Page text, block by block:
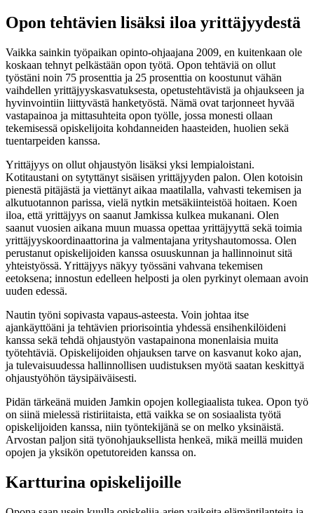
Opon tehtävien lisäksi iloa yrittäjyydestä
Vaikka sainkin työpaikan opinto-ohjaajana 2009, en kuitenkaan ole
koskaan tehnyt pelkästään opon työtä. Opon tehtäviä on ollut
työstäni noin 75 prosenttia ja 25 prosenttia on koostunut vähän
vaihdellen yrittäjyyskasvatuksesta, opetustehtävistä ja ohjaukseen ja
hyvinvointiin liittyvästä hanketyöstä. Nämä ovat tarjonneet hyvää
vastapainoa ja mittasuhteita opon työlle, jossa monesti ollaan
tekemisessä opiskelijoita kohdanneiden haasteiden, huolien sekä
tuentarpeiden kanssa.
Yrittäjyys on ollut ohjaustyön lisäksi yksi lempialoistani.
Kotitaustani on sytyttänyt sisäisen yrittäjyyden palon. Olen kotoisin
pienestä pitäjästä ja viettänyt aikaa maatilalla, vahvasti tekemisen ja
alkutuotannon parissa, vielä nytkin metsäkiinteistöä hoitaen. Koen
iloa, että yrittäjyys on saanut Jamkissa kulkea mukanani. Olen
saanut vuosien aikana muun muassa opettaa yrittäjyyttä sekä toimia
yrittäjyyskoordinaattorina ja valmentajana yrityshautomossa. Olen
perustanut opiskelijoiden kanssa osuuskunnan ja hallinnoinut sitä
yhteistyössä. Yrittäjyys näkyy työssäni vahvana tekemisen
eetoksena; innostun edelleen helposti ja olen pyrkinyt olemaan avoin
uuden edessä.
Nautin työni sopivasta vapaus-asteesta. Voin johtaa itse
ajankäyttöäni ja tehtävien priorisointia yhdessä ensihenkilöideni
kanssa sekä tehdä ohjaustyön vastapainona monenlaisia muita
työtehtäviä. Opiskelijoiden ohjauksen tarve on kasvanut koko ajan,
ja tulevaisuudessa hallinnollisen uudistuksen myötä saatan keskittyä
ohjaustyöhön täysipäiväisesti.
Pidän tärkeänä muiden Jamkin opojen kollegiaalista tukea. Opon työ
on siinä mielessä ristiriitaista, että vaikka se on sosiaalista työtä
opiskelijoiden kanssa, niin työntekijänä se on melko yksinäistä.
Arvostan paljon sitä työnohjauksellista henkeä, mikä meillä muiden
opojen ja yksikön opetutoreiden kanssa on.
Kartturina opiskelijoille